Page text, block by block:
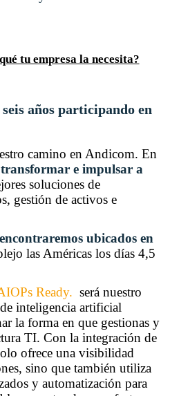
tu empresa la necesita?
años participando en
camino en Andicom. En
transformar e impulsar a
soluciones de
gestión de activos e
ubicados en
las Américas los días 4,5
Ready. será nuestro
inteligencia artificial
la forma en que gestionas y
TI. Con la integración de
ofrece una visibilidad
sino que también utiliza
y automatización para